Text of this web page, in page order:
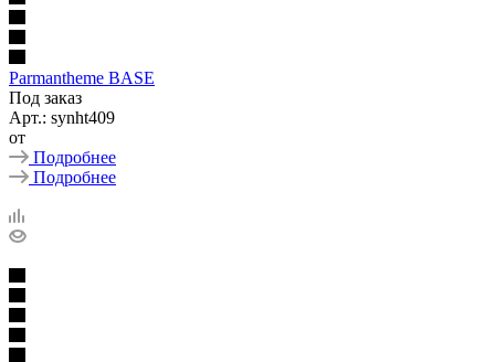
Parmantheme BASE
Под заказ
Арт.: synht409
от
Подробнее
Подробнее